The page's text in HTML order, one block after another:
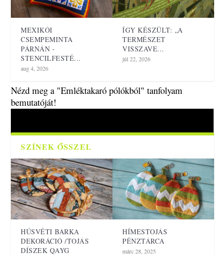
MEXIKÓI
CSEMPEMINTA
PÁRNÁN -
STENCILFESTÉ...
aug 4, 2026
ÍGY KÉSZÜLT: „A
TERMÉSZET
VISSZAVE...
júl 22, 2026
Nézd meg a "Emléktakaró pólókból" tanfolyam
bemutatóját!
SZÍNEK ŐSSZEL
HÚSVÉTI BARKA
DEKORÁCIÓ /TOJÁS
DÍSZEK QAYG
HÍMESTOJÁS
PÉNZTÁRCA
márc 28, 2025